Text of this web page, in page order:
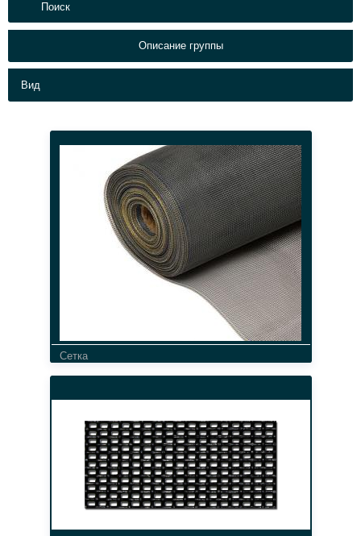
Описание группы
Вид
Сетка
белый